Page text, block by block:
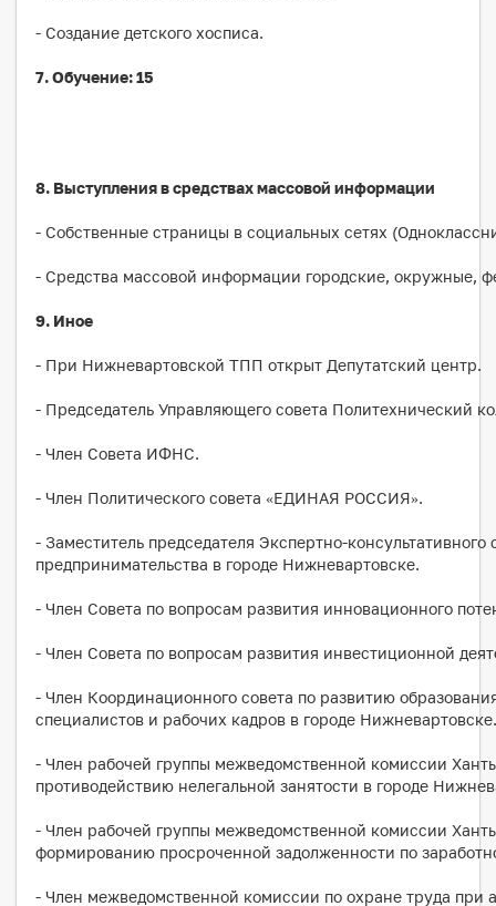
- Создание детского хосписа.
7. Обучение: 15
8. Выступления в средствах массовой информации
- Собственные страницы в социальных сетях
- Средства массовой информации городские, окружные,
9. Иное
- При Нижневартовской ТПП открыт Депутатский центр.
- Председатель Управляющего совета Политехнический
- Член Совета ИФНС.
- Член Политического совета «ЕДИНАЯ РОССИЯ».
- Заместитель председателя Экспертно-
предпринимательства в городе Нижневартовске.
- Член Совета по вопросам развития инновационного
- Член Совета по вопросам развития инвестиционной
- Член Координационного совета по развитию
специалистов и рабочих кадров в городе Нижневартовске.
- Член рабочей группы межведомственной комиссии
противодействию нелегальной занятости в городе
- Член рабочей группы межведомственной комиссии
формированию просроченной задолженности по
- Член межведомственной комиссии по охране труда при